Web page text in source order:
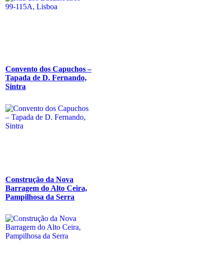
Convento dos Capuchos –
Tapada de D. Fernando,
Sintra
Construção da Nova
Barragem do Alto Ceira,
Pampilhosa da Serra